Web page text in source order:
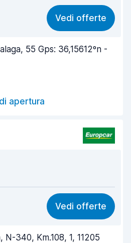
8,2
8,2
8,4
8,0
Vedi offerte
55 Gps: 36,15612ºn -
apertura
7,6
8,1
Vedi offerte
N-340, Km.108, 1, 11205